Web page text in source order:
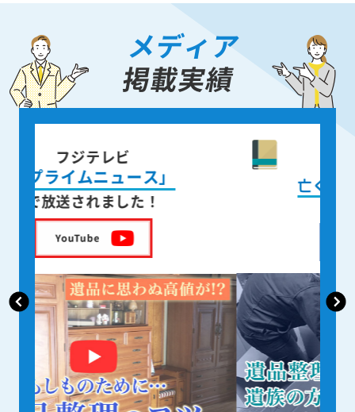
メディア
掲載実績
亡くなった後の遺品整理
を出版しました！